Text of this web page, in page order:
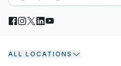
ALL LOCATIONS